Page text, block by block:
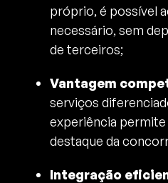
próprio, é possível
necessário, sem
de terceiros;
Vantagem
serviços
experiência permite
destaque da
Integração